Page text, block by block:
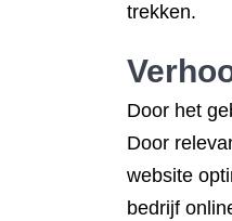
trekken.
Door het
Door
website
bedrijf